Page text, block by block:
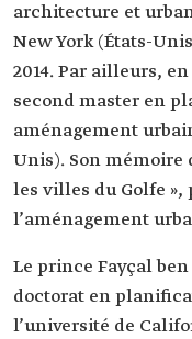
architecture et
New York (États-
2014. Par ailleurs,
second master en
aménagement
Unis). Son mémoire
les villes du Golfe
l’aménagement
Le prince Fayçal
doctorat en
l’université de